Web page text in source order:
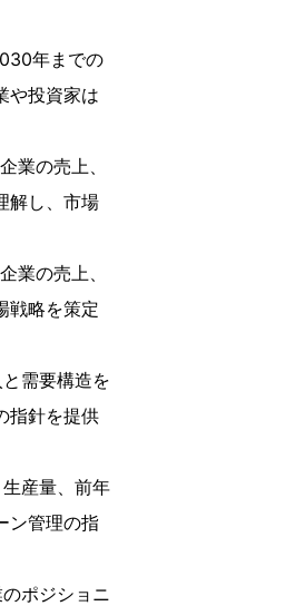
年までの
や投資家は
業の売上、
解し、市場
業の売上、
戦略を策定
需要構造を
指針を提供
産量、前年
ン管理の指
ポジショニ